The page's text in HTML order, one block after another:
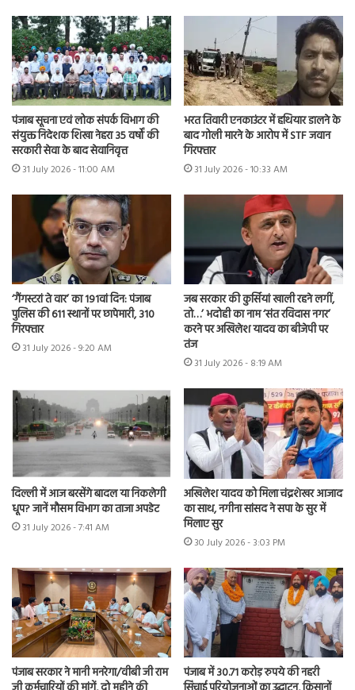
पंजाब सूचना एवं लोक संपर्क विभाग की
संयुक्त निदेशक शिखा नेहरा 35 वर्षों की
सरकारी सेवा के बाद सेवानिवृत्त
31 July 2026 - 11:00 AM
भरत तिवारी एनकाउंटर में हथियार डालने के
बाद गोली मारने के आरोप में STF जवान
गिरफ्तार
31 July 2026 - 10:33 AM
‘गैंगस्टरां ते वार’ का 191वां दिन: पंजाब
पुलिस की 611 स्थानों पर छापेमारी, 310
गिरफ्तार
31 July 2026 - 9:20 AM
जब सरकार की कुर्सियां खाली रहने लगीं,
तो…’ भदोही का नाम ‘संत रविदास नगर’
करने पर अखिलेश यादव का बीजेपी पर
तंज
31 July 2026 - 8:19 AM
दिल्ली में आज बरसेंगे बादल या निकलेगी
धूप? जानें मौसम विभाग का ताजा अपडेट
31 July 2026 - 7:41 AM
अखिलेश यादव को मिला चंद्रशेखर आजाद
का साथ, नगीना सांसद ने सपा के सुर में
मिलाए सुर
30 July 2026 - 3:03 PM
पंजाब सरकार ने मानी मनरेगा/वीबी जी राम
पंजाब में 30.71 करोड़ रुपये की नहरी